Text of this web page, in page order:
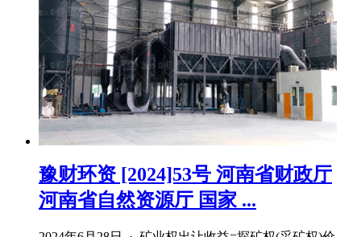
豫财环资 [2024]53号 河南省财政厅
河南省自然资源厅 国家 ...